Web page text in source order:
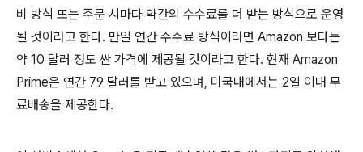
비 방식 또는 주문 시마다 약간의 수수료를 더 받는 방식으로 운영
될 것이라고 한다. 만일 연간 수수료 방식이라면 Amazon 보다는
약 10 달러 정도 싼 가격에 제공될 것이라고 한다. 현재 Amazon
Prime은 연간 79 달러를 받고 있으며, 미국내에서는 2일 이내 무
료배송을 제공한다.